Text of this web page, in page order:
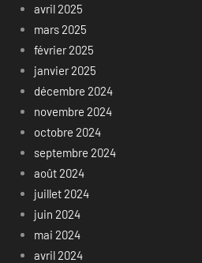
avril 2025
mars 2025
février 2025
janvier 2025
décembre 2024
novembre 2024
octobre 2024
septembre 2024
août 2024
juillet 2024
juin 2024
mai 2024
avril 2024